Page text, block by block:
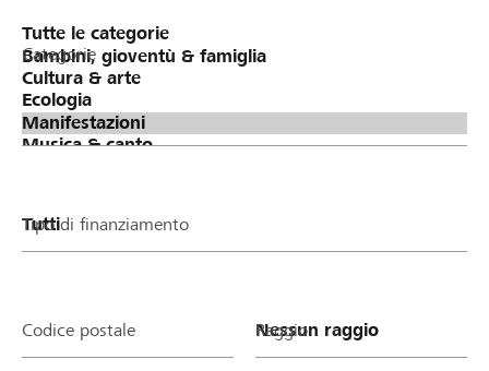
Categorie
Tipo di finanziamento
Codice postale Raggio